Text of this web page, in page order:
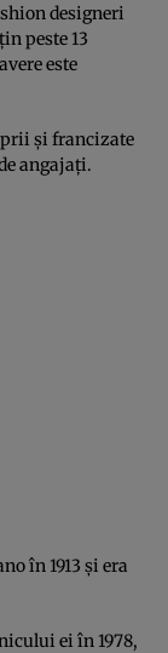
designeri
peste 13
este
și francizate
angajați.
în 1913 și era
ei în 1978,